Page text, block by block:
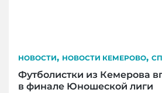
НОВОСТИ, НОВОСТИ КЕМЕРОВО,
Футболистки из Кемерова
в финале Юношеской лиги